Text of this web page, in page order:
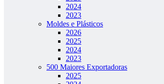
2024
2023
Moldes e Plásticos
2026
2025
2024
2023
500 Maiores Exportadoras
2025